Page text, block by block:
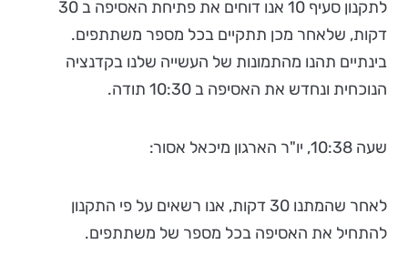
לתקנון סעיף 10 אנו דוחים את פתיחת האסיפה ב 30
דקות, שלאחר מכן תתקיים בכל מספר משתתפים.
בינתיים תהנו מהתמונות של העשייה שלנו בקדנציה
הנוכחית ונחדש את האסיפה ב 10:30 תודה.
שעה 10:38, יו"ר הארגון מיכאל אסור:
לאחר שהמתנו 30 דקות, אנו רשאים על פי התקנון
להתחיל את האסיפה בכל מספר של משתתפים.